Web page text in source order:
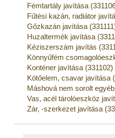
Fémtartály javítása
Fűtési kazán, radiátor
Gőzkazán javítása
Huzaltermék javítása
Kéziszerszám javítás
Könnyűfém
Konténer javítása (331102)
Kötőelem, csavar javítása
Máshová nem sorolt
Vas, acél tárolóeszköz
Zár, -szerkezet javítása